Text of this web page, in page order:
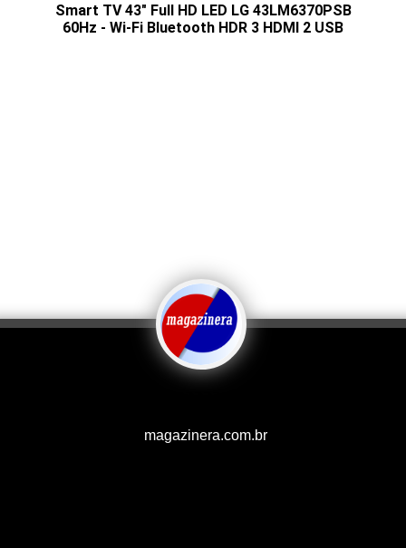
Smart TV 43" Full HD LED LG 43LM6370PSB
60Hz - Wi-Fi Bluetooth HDR 3 HDMI 2 USB
magazinera.com.br